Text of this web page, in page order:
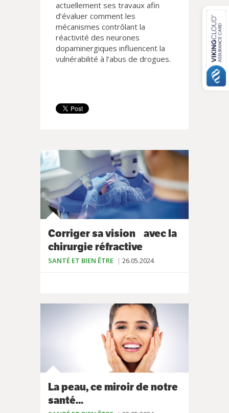
actuellement ses travaux afin
d’évaluer comment les
mécanismes contrôlant la
réactivité des neurones
dopaminergiques influencent la
vulnérabilité à l’abus de drogues.
Corriger sa vision avec la
chirurgie réfractive
SANTÉ ET BIEN ÊTRE 26.05.2024
La peau, ce miroir de notre
santé...